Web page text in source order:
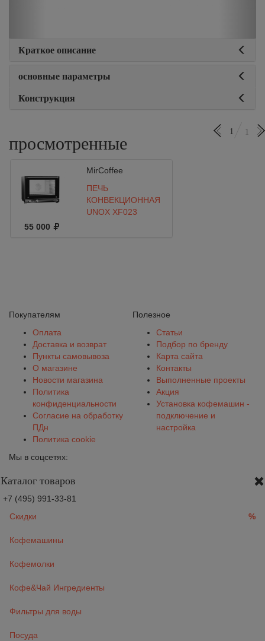
Краткое описание
основные параметры
Конструкция
просмотренные
1 1
MirCoffee
ПЕЧЬ
КОНВЕКЦИОННАЯ
UNOX XF023
55 000
Покупателям
Оплата
Доставка и возврат
Пункты самовывоза
О магазине
Новости магазина
Политика
конфиденциальности
Согласие на обработку
ПДн
Политика cookie
Полезное
Статьи
Подбор по бренду
Карта сайта
Контакты
Выполненные проекты
Акция
Установка кофемашин -
подключение и
настройка
Мы в соцсетях:
Каталог товаров
+7 (495) 991-33-81
Скидки
%
Кофемашины
Кофемолки
Кофе&Чай Ингредиенты
Фильтры для воды
Посуда